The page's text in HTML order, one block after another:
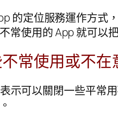
的定位服務運作方式
常使用的 App 就可以
常使用或不在
示可以關閉一些平常